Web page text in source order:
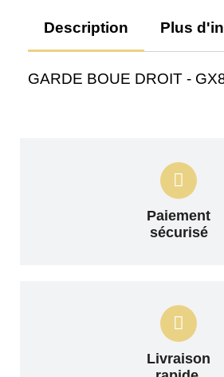
Description Plus
GARDE BOUE DROIT -
Paiement
sécurisé
Livraison